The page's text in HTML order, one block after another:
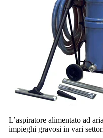
L’aspiratore alimentato ad
impieghi gravosi in vari